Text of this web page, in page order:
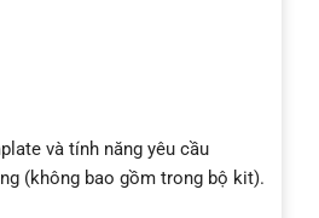
và tính năng yêu cầu
(không bao gồm trong bộ kit).